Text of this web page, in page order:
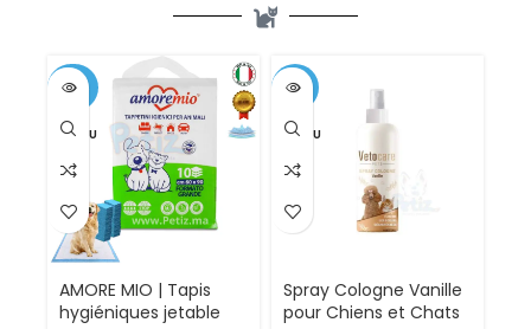
-25%
VENDU
AMORE MIO | Tapis
hygiéniques jetable
-12%
VENDU
Spray Cologne Vanille
pour Chiens et Chats